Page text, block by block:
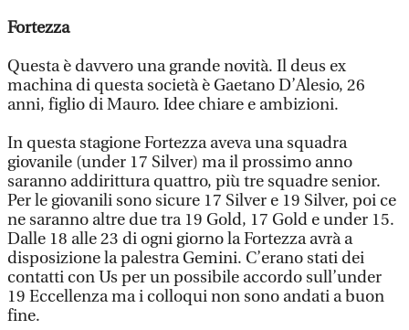
Fortezza
Questa è davvero una grande novità. Il deus ex
machina di questa società è Gaetano D’Alesio, 26
anni, figlio di Mauro. Idee chiare e ambizioni.
In questa stagione Fortezza aveva una squadra
giovanile (under 17 Silver) ma il prossimo anno
saranno addirittura quattro, più tre squadre senior.
Per le giovanili sono sicure 17 Silver e 19 Silver, poi ce
ne saranno altre due tra 19 Gold, 17 Gold e under 15.
Dalle 18 alle 23 di ogni giorno la Fortezza avrà a
disposizione la palestra Gemini. C’erano stati dei
contatti con Us per un possibile accordo sull’under
19 Eccellenza ma i colloqui non sono andati a buon
fine.